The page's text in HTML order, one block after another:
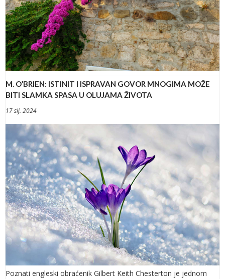
M. O’BRIEN: ISTINIT I ISPRAVAN GOVOR MNOGIMA MOŽE
BITI SLAMKA SPASA U OLUJAMA ŽIVOTA
17 sij. 2024
Poznati engleski obraćenik Gilbert Keith Chesterton je jednom